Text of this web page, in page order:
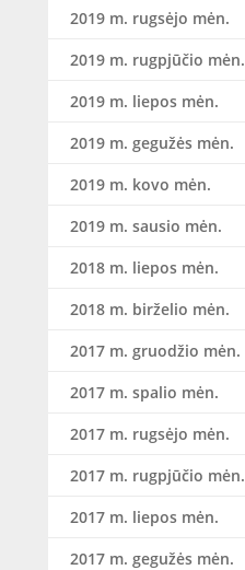
2019 m. rugsėjo mėn.
2019 m. rugpjūčio mėn.
2019 m. liepos mėn.
2019 m. gegužės mėn.
2019 m. kovo mėn.
2019 m. sausio mėn.
2018 m. liepos mėn.
2018 m. birželio mėn.
2017 m. gruodžio mėn.
2017 m. spalio mėn.
2017 m. rugsėjo mėn.
2017 m. rugpjūčio mėn.
2017 m. liepos mėn.
2017 m. gegužės mėn.